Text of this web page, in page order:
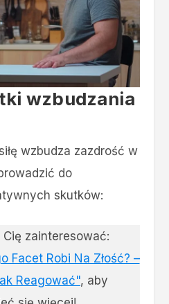
wzbudzania
wzbudza zazdrość w
do
skutków:
zainteresować:
Facet Robi Na Złość? –
Reagować", aby